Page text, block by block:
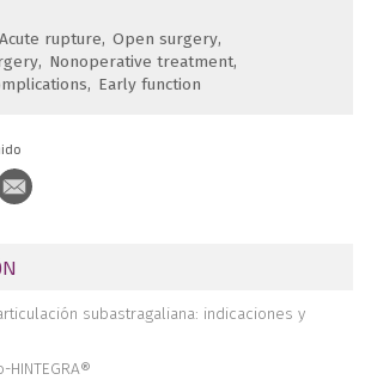
Acute rupture Open surgery
Nonoperative treatment
Early function
subastragaliana: indicaciones y